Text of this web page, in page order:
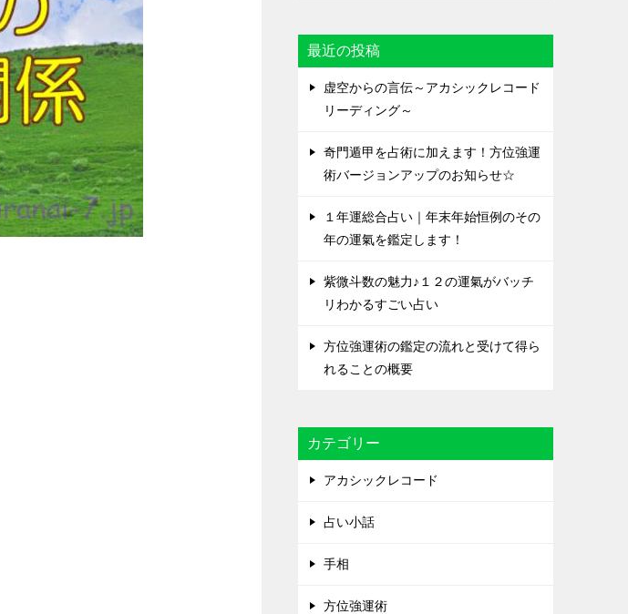
最近の投稿
虚空からの言伝～アカシックレコード
リーディング～
奇門遁甲を占術に加えます！方位強運
術バージョンアップのお知らせ☆
１年運総合占い｜年末年始恒例のその
年の運氣を鑑定します！
紫微斗数の魅力♪１２の運氣がバッチ
リわかるすごい占い
方位強運術の鑑定の流れと受けて得ら
れることの概要
カテゴリー
アカシックレコード
占い小話
手相
方位強運術